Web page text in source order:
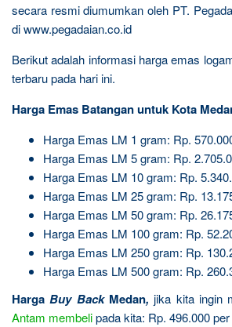
secara resmi diumumkan oleh PT.
di www.pegadaian.co.id
Berikut adalah informasi harga emas
terbaru pada hari ini.
Harga Emas Batangan untuk Kota
Harga Emas LM 1 gram: Rp.
Harga Emas LM 5 gram: Rp.
Harga Emas LM 10 gram: Rp.
Harga Emas LM 25 gram: Rp.
Harga Emas LM 50 gram: Rp.
Harga Emas LM 100 gram: Rp.
Harga Emas LM 250 gram: Rp.
Harga Emas LM 500 gram: Rp.
HargaBuy Back Medan, jika kita ingin
Antam membelipada kita: Rp. 496.000